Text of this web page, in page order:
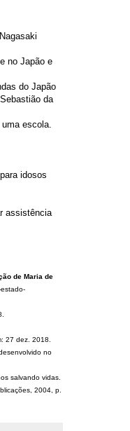
no Japão e
do Japão
da
escola.
idosos
assistência
de Maria de
27 dez. 2018.
no
salvando vidas.
2004, p.